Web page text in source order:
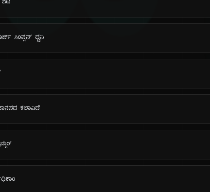
ನಟ
ಸಿಂಪ್ಸನ್' ಧ್ವನಿ
ಕಲಾವಿದೆ